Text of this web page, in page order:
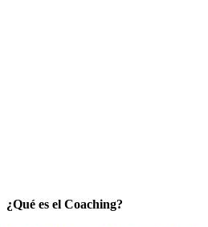
¿Qué es el Coaching?